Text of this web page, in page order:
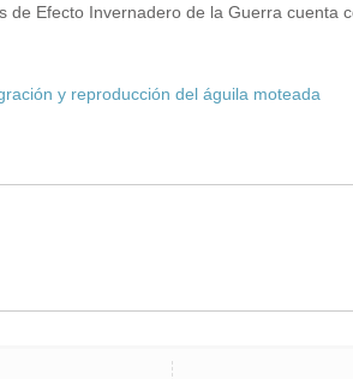
de Efecto Invernadero de la Guerra cuenta
y reproducción del águila moteada